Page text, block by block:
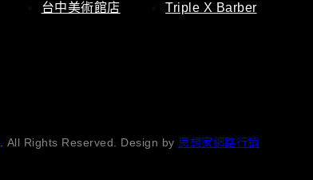
台中美術館店
Triple X Barber
. All Rights Reserved. Design by 思想家網路行銷